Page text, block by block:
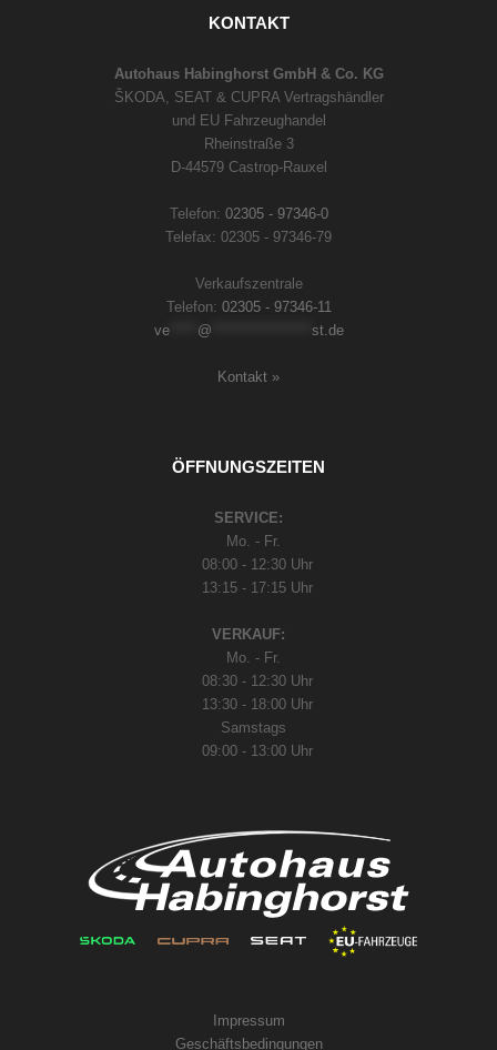
KONTAKT
Autohaus Habinghorst GmbH & Co. KG
ŠKODA, SEAT & CUPRA Vertragshändler
und EU Fahrzeughandel
Rheinstraße 3
D-44579 Castrop-Rauxel
Telefon: 02305 - 97346-0
Telefax: 02305 - 97346-79
Verkaufszentrale
Telefon: 02305 - 97346-11
ve***** @ st.de
Kontakt »
ÖFFNUNGSZEITEN
SERVICE:
Mo. - Fr.
08:00 - 12:30 Uhr
13:15 - 17:15 Uhr
VERKAUF:
Mo. - Fr.
08:30 - 12:30 Uhr
13:30 - 18:00 Uhr
Samstags
09:00 - 13:00 Uhr
Impressum
Geschäftsbedingungen